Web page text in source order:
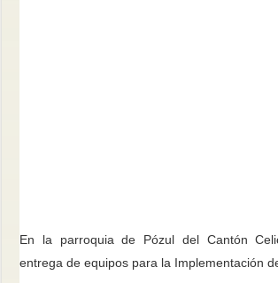
En la parroquia de Pózul del Cantón
entrega de equipos para la Implementación